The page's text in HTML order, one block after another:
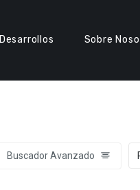
Desarrollos Sobre
Buscador Avanzado